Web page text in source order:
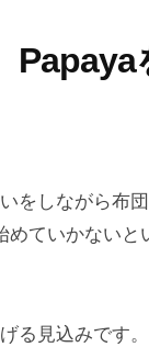
をしながら布
ていかないと
る見込みです